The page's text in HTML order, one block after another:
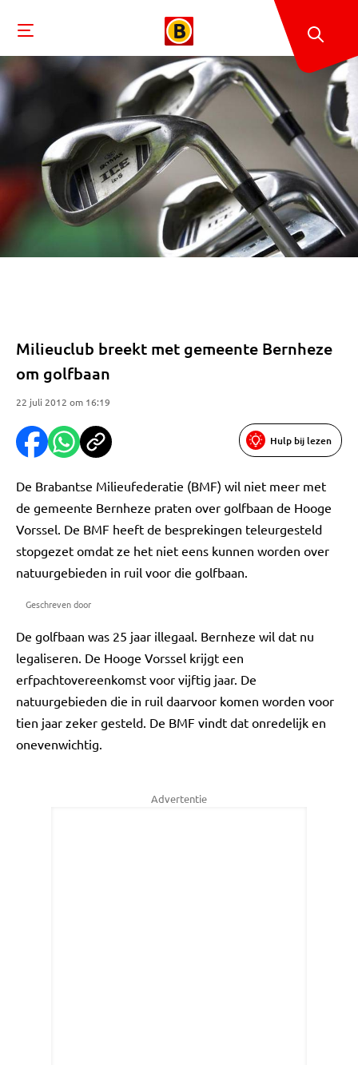
Milieuclub breekt met gemeente Bernheze
om golfbaan
22 juli 2012 om 16:19
Hulp bij lezen
De Brabantse Milieufederatie (BMF) wil niet meer met
de gemeente Bernheze praten over golfbaan de Hooge
Vorssel. De BMF heeft de besprekingen teleurgesteld
stopgezet omdat ze het niet eens kunnen worden over
natuurgebieden in ruil voor die golfbaan.
Geschreven door
De golfbaan was 25 jaar illegaal. Bernheze wil dat nu
legaliseren. De Hooge Vorssel krijgt een
erfpachtovereenkomst voor vijftig jaar. De
natuurgebieden die in ruil daarvoor komen worden voor
tien jaar zeker gesteld. De BMF vindt dat onredelijk en
onevenwichtig.
Advertentie